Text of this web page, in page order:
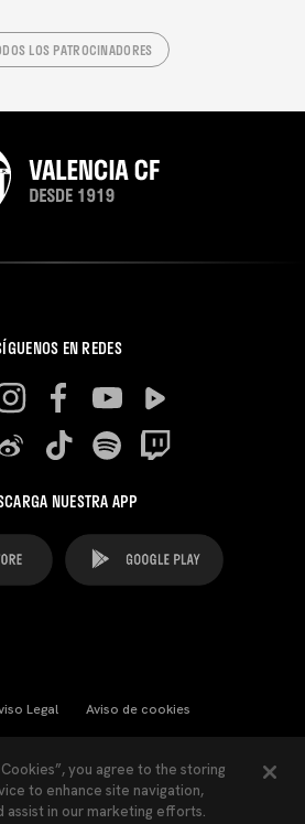
LOS PATROCINADORES
EN REDES
NUESTRA APP
Legal Aviso de cookies
Política de Privacidad
you agree to the storing
to enhance site navigation,
assist in our marketing efforts.